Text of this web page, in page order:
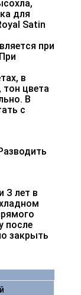
для
Satin
при
в
цвета
В
с
З лет в
после
закрыть